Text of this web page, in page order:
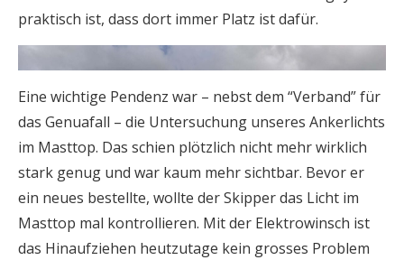
praktisch ist, dass dort immer Platz ist dafür.
Eine wichtige Pendenz war – nebst dem “Verband” für
das Genuafall – die Untersuchung unseres Ankerlichts
im Masttop. Das schien plötzlich nicht mehr wirklich
stark genug und war kaum mehr sichtbar. Bevor er
ein neues bestellte, wollte der Skipper das Licht im
Masttop mal kontrollieren. Mit der Elektrowinsch ist
das Hinaufziehen heutzutage kein grosses Problem